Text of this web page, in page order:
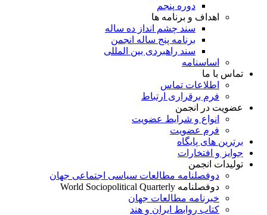
دوره پنجم
اهداف و برنامه ها
سند چشم انداز ده ساله
برنامه پنج ساله انجمن
سند راهبردی بین المللی
اساسنامه
تماس با ما
اطلاعات تماس
فرم برقراری ارتباط
عضویت در انجمن
انواع و شرایط عضویت
فرم عضویت
برترین های پایگاه
جوایز و افتخارات
تولیدات انجمن
دوفصلنامه مطالعات سیاسی اجتماعی جهان
دوفصلنامه World Sociopolitical Quarterly
خبرنامه مطالعات جهان
کتاب روابط ایران و هند